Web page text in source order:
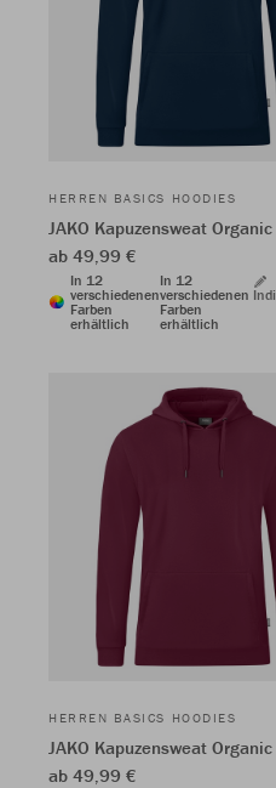
HERREN BASICS HOODIES
JAKO Kapuzensweat Organic
ab 49,99 €
In 12
verschiedenen
Farben
erhältlich
In 12
verschiedenen
Farben
erhältlich
HERREN BASICS HOODIES
JAKO Kapuzensweat Organic
ab 49,99 €